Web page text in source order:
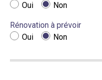
Oui
Non
Rénovation à prévoir
Oui
Non